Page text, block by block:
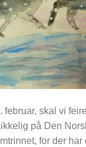
februar, skal vi
på Den
for der har